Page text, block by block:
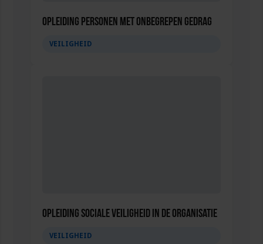
Opleiding Personen met onbegrepen gedrag
VEILIGHEID
Opleiding Sociale Veiligheid in de Organisatie
VEILIGHEID